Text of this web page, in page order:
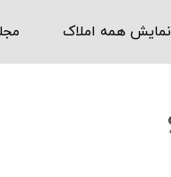
نمایش همه املاک